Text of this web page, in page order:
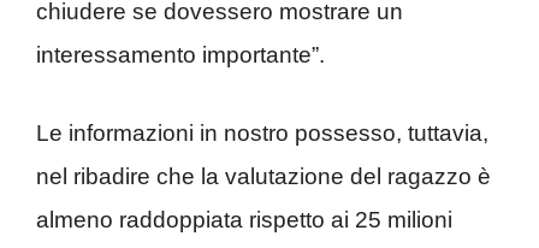
chiudere se dovessero mostrare un
interessamento importante”.
Le informazioni in nostro possesso, tuttavia,
nel ribadire che la valutazione del ragazzo è
almeno raddoppiata rispetto ai 25 milioni